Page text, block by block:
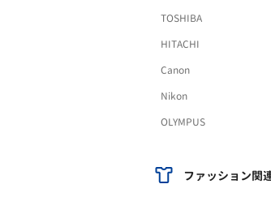
TOSHIBA
HITACHI
Canon
Nikon
OLYMPUS
ファッション関